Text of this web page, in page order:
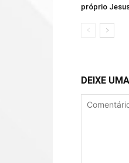
próprio
DEIXE